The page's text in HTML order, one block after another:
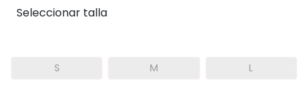
Seleccionar talla
S M L